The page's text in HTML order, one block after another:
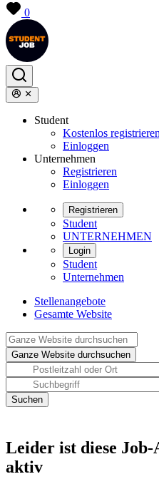
0
Student
Kostenlos registrieren
Einloggen
Unternehmen
Registrieren
Einloggen
Registrieren
Student
UNTERNEHMEN
Login
Student
Unternehmen
Stellenangebote
Gesamte Website
Leider ist diese
aktiv